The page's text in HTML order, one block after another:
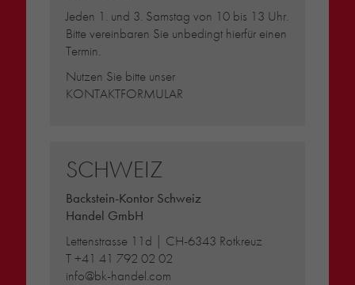
Jeden 1. und 3. Samstag von 10 bis 13 Uhr.
Bitte vereinbaren Sie unbedingt hierfür einen
Termin.
Nutzen Sie bitte unser
KONTAKTFORMULAR
SCHWEIZ
Backstein-Kontor Schweiz
Handel GmbH
Lettenstrasse 11d | CH-6343 Rotkreuz
T+41 41 792 02 02
info@bk-handel.com